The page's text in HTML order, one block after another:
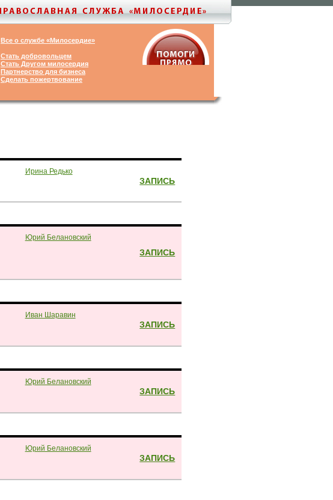
Все о службе «Милосердие»
Стать добровольцем
Стать Другом милосердия
Партнерство для бизнеса
Сделать пожертвование
Ирина Редько
ЗАПИСЬ
Юрий Белановский
ЗАПИСЬ
Иван Шаравин
ЗАПИСЬ
Юрий Белановский
ЗАПИСЬ
Юрий Белановский
ЗАПИСЬ